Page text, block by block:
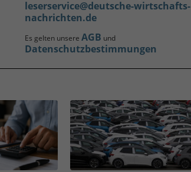
leserservice@deutsche-wirtschafts-
nachrichten.de
Es gelten unsere AGB und
Datenschutzbestimmungen